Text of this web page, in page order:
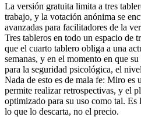
La versión gratuita limita a tres
trabajo, y la votación anónima se
avanzadas para facilitadores de la
Tres tableros en todo un espacio de
que el cuarto tablero obliga a una
semanas, y en el momento en que
para la seguridad psicológica, el
Nada de esto es de mala fe: Miro es
permite realizar retrospectivas, y el
optimizado para su uso como tal.
lo que lo descarta, no el precio.